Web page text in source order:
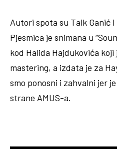
Autori spota su Taik Ganić
Pjesmica je snimana u
kod Halida Hajdukovića
mastering, a izdata je za
smo ponosni i zahvalni jer
strane AMUS-a.